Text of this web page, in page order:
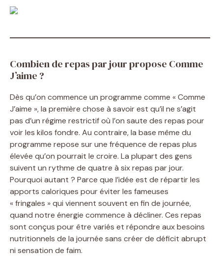
Combien de repas par jour propose Comme
J’aime ?
Dès qu’on commence un programme comme « Comme
J’aime », la première chose à savoir est qu’il ne s’agit
pas d’un régime restrictif où l’on saute des repas pour
voir les kilos fondre. Au contraire, la base même du
programme repose sur une fréquence de repas plus
élevée qu’on pourrait le croire. La plupart des gens
suivent un rythme de quatre à six repas par jour.
Pourquoi autant ? Parce que l’idée est de répartir les
apports caloriques pour éviter les fameuses
« fringales » qui viennent souvent en fin de journée,
quand notre énergie commence à décliner. Ces repas
sont conçus pour être variés et répondre aux besoins
nutritionnels de la journée sans créer de déficit abrupt
ni sensation de faim.